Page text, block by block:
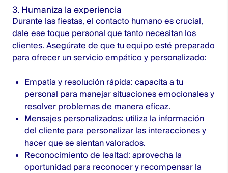
3. Humaniza la experiencia
Durante las fiestas, el contacto humano es crucial,
dale ese toque personal que tanto necesitan los
clientes. Asegúrate de que tu equipo esté preparado
para ofrecer un servicio empático y personalizado:
Empatía y resolución rápida: capacita a tu
personal para manejar situaciones emocionales y
resolver problemas de manera eficaz.
Mensajes personalizados: utiliza la información
del cliente para personalizar las interacciones y
hacer que se sientan valorados.
Reconocimiento de lealtad: aprovecha la
oportunidad para reconocer y recompensar la